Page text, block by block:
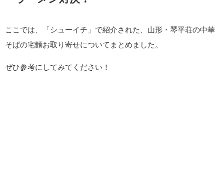
ここでは、「シューイチ」で紹介された、山形・琴平荘の中華
そばの宅麵お取り寄せについてまとめました。
ぜひ参考にしてみてください！